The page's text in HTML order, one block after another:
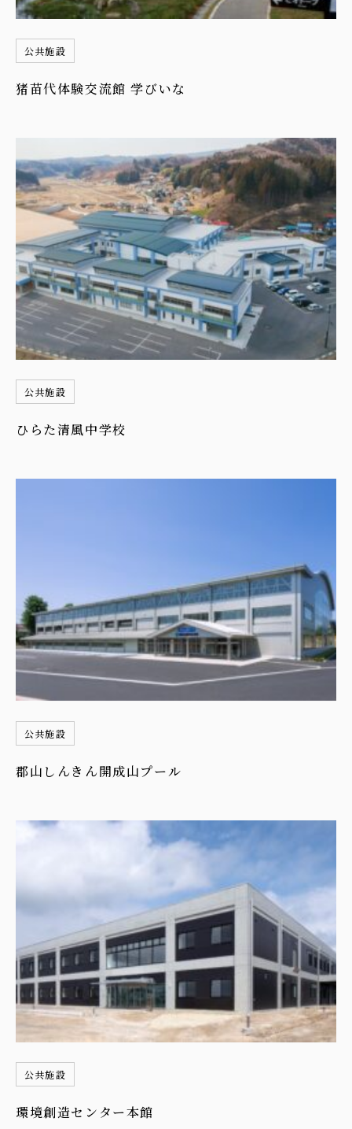
公共施設
猪苗代体験交流館 学びいな
公共施設
ひらた清風中学校
公共施設
郡山しんきん開成山プール
公共施設
環境創造センター本館